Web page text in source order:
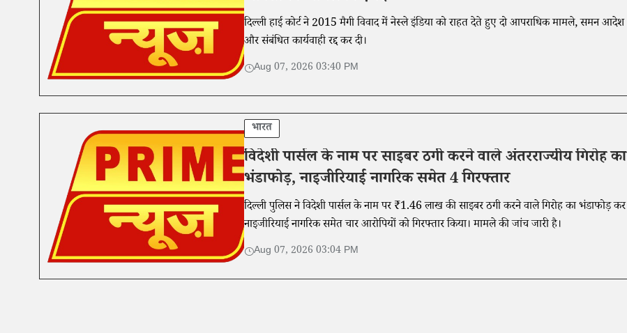
दिल्ली हाई कोर्ट ने 2015 मैगी विवाद में नेस्ले इंडिया को राहत देते हुए दो आपराधिक मामले, समन आदेश
और संबंधित कार्यवाही रद्द कर दी।
Aug 07, 2026 03:40 PM
भारत
विदेशी पार्सल के नाम पर साइबर ठगी करने वाले अंतरराज्यीय गिरोह का
भंडाफोड़, नाइजीरियाई नागरिक समेत 4 गिरफ्तार
दिल्ली पुलिस ने विदेशी पार्सल के नाम पर ₹1.46 लाख की साइबर ठगी करने वाले गिरोह का भंडाफोड़ कर
नाइजीरियाई नागरिक समेत चार आरोपियों को गिरफ्तार किया। मामले की जांच जारी है।
Aug 07, 2026 03:04 PM